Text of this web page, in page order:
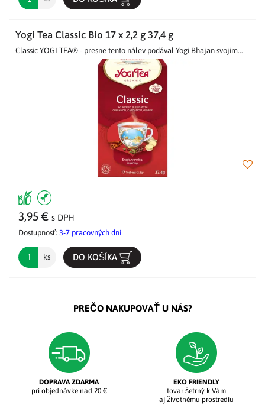
Yogi Tea Classic Bio 17 x 2,2 g 37,4 g
Classic YOGI TEA® - presne tento nálev podával Yogi Bhajan svojim...
3,95 € s DPH
Dostupnosť: 3-7 pracovných dní
ks DO KOŠÍKA
PREČO NAKUPOVAŤ U NÁS?
DOPRAVA ZDARMA
pri objednávke nad 20 €
EKO FRIENDLY
tovar šetrný k Vám
aj životnému prostrediu